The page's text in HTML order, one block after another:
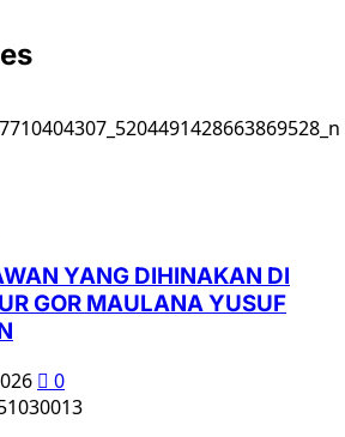
YANG DIHINAKAN DI
GOR MAULANA YUSUF
0